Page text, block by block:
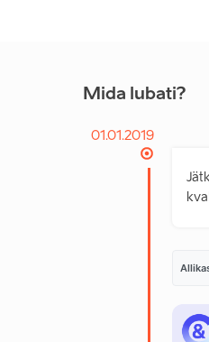
Mida lubati?
01.01.2019